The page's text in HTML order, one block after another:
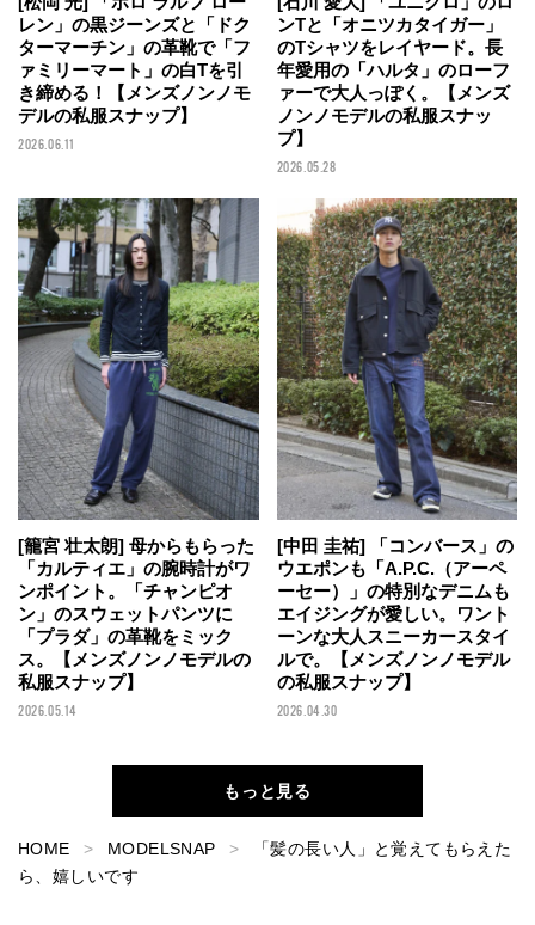
レン」の黒ジーンズと「ドク
ターマーチン」の革靴で「フ
ァミリーマート」の白Tを引
き締める！【メンズノンノモ
デルの私服スナップ】
2026.06.11
ンTと「オニツカタイガー」
のTシャツをレイヤード。長
年愛用の「ハルタ」のローフ
ァーで大人っぽく。【メンズ
ノンノモデルの私服スナッ
プ】
2026.05.28
[籠宮 壮太朗] 母からもらった
「カルティエ」の腕時計がワ
ンポイント。「チャンピオ
ン」のスウェットパンツに
「プラダ」の革靴をミック
ス。【メンズノンノモデルの
私服スナップ】
2026.05.14
[中田 圭祐] 「コンバース」の
ウエポンも「A.P.C.（アーペ
ーセー）」の特別なデニムも
エイジングが愛しい。ワント
ーンな大人スニーカースタイ
ルで。【メンズノンノモデル
の私服スナップ】
2026.04.30
もっと見る
HOME MODELSNAP
「髪の長い人」と覚えてもらえた
ら、嬉しいです